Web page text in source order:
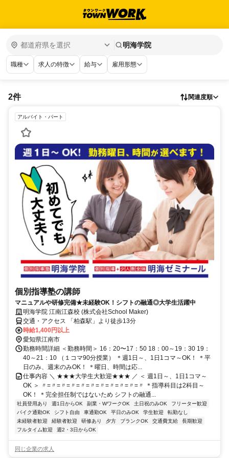
明海学院
職種 求人の特徴 給与 雇用形態
2件 関連度順
アルバイト・パート
個別指導塾の講師
マニュアルや研修完備★未経験OK！シフトの融通◎大学生活躍中
明海学院 江南江森校 (株式会社School Maker)
交通・アクセス 「柏森駅」より徒歩13分
時給1,400円以上
愛知県江南市
勤務時間詳細 ＜勤務時間＞ 16：20〜17：50 18：00～19：30 19：
40～21：10 （１コマ90分授業） ＊週1日～、1日1コマ～OK！ ＊平
日のみ、週末のみOK！ ＊曜日、時間は応...
仕事内容 ＼ ★★★大学生大歓迎★★★ ／ ＜ 週1日～、1日1コマ～
OK ＞ 〃=〃=〃=〃=〃=〃=〃=〃=〃=〃=〃 ＊指導科目は2科目～
OK！ ＊完全担任制ではないため シフトの融通...
社員登用あり 週1日からOK 副業・WワークOK 土日祝のみOK
フリーター歓迎
バイク通勤OK
シフト自由 車通勤OK 平日のみOK 学生歓迎
転勤なし
未経験者歓迎
経験者歓迎 研修あり 夕方 ブランクOK 交通費支給
長期歓迎
フルタイム歓迎
週2・3日からOK
同じ企業の求人